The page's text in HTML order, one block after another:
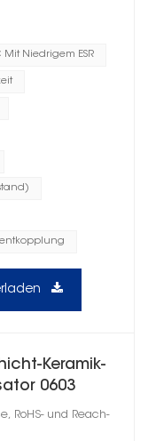
Mit Niedrigem ESR
Keramik-
0603
RoHS- und Reach-